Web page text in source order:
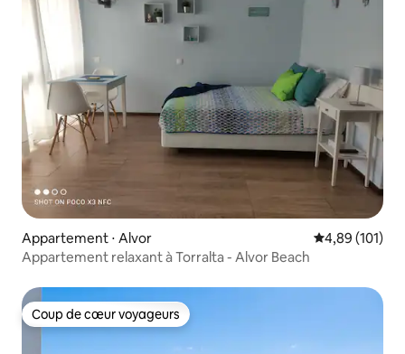
Appartement ⋅ Alvor Évaluation
4,89 (101)
Appartement relaxant à Torralta - Alvor Beach
Coup de cœur voyageurs
Coup de cœur voyageurs